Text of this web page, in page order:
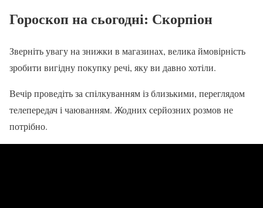
Гороскоп на сьогодні: Скорпіон
Зверніть увагу на знижки в магазинах, велика ймовірність
зробити вигідну покупку речі, яку ви давно хотіли.
Вечір проведіть за спілкуванням із близькими, переглядом
телепередач і чаюванням. Жодних серйозних розмов не
потрібно.